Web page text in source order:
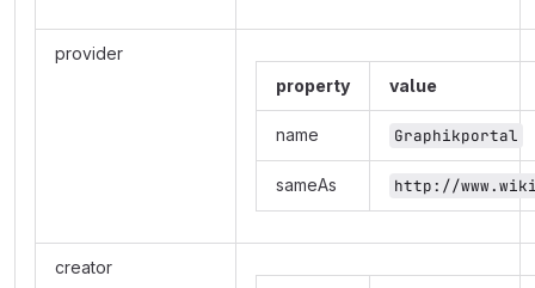
provider
property
value
name Graphikportal
sameAs http://
creator